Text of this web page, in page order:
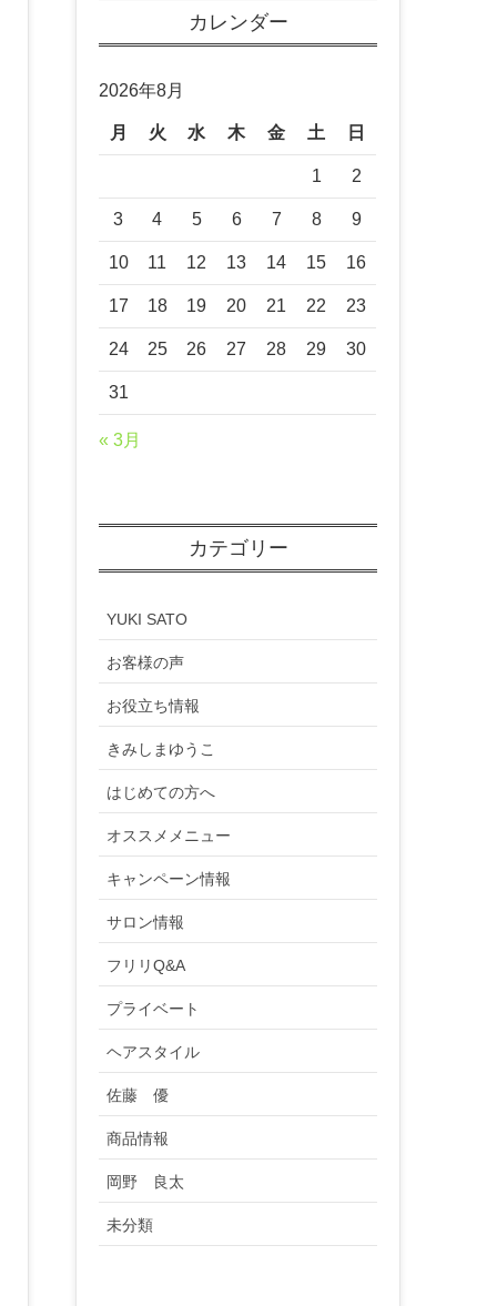
カレンダー
2026年8月
月 火 水 木 金 土 日
1 2
3 4 5 6 7 8 9
10 11 12 13 14 15 16
17 18 19 20 21 22 23
24 25 26 27 28 29 30
31
« 3月
カテゴリー
YUKI SATO
お客様の声
お役立ち情報
きみしまゆうこ
はじめての方へ
オススメメニュー
キャンペーン情報
サロン情報
フリリQ&A
プライベート
ヘアスタイル
佐藤 優
商品情報
岡野 良太
未分類